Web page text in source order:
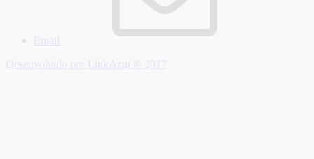
Email
Desenvolvido por LinkAzul ® 2017